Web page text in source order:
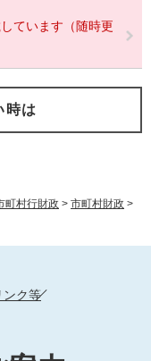
町村行財政 > 市町村財政 >
ています（随時更
時は
ンク等